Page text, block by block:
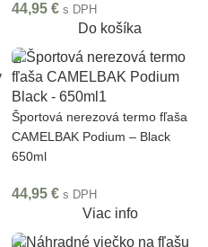
44,95 € s DPH
Do košíka
Športová nerezová termo fľaša
CAMELBAK Podium – Black
650ml
44,95 € s DPH
Viac info